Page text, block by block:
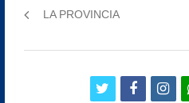
LA PROVINCIA
twitter